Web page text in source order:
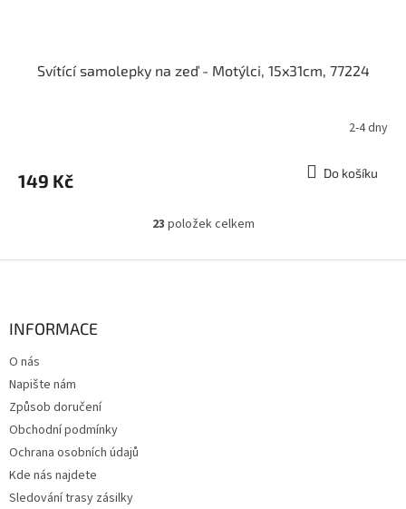
Svítící samolepky na zeď - Motýlci, 15x31cm, 77224
2-4 dny
149 Kč Do košíku
O
l
23 položek celkem
INFORMACE
O nás
Napište nám
Způsob doručení
Obchodní podmínky
Ochrana osobních údajů
Kde nás najdete
Sledování trasy zásilky